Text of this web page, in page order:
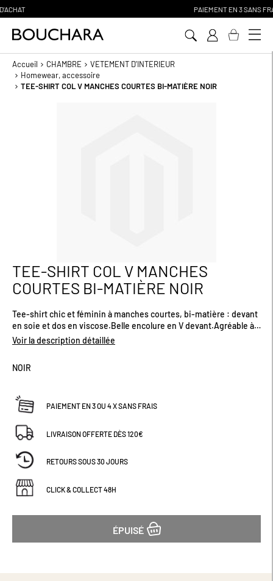
Accueil CHAMBRE
VETEMENT D'INTERIEUR
Homewear, accessoire
TEE-SHIRT COL V MANCHES COURTES BI-MATIÈRE NOIR
Passer
au
début
la
Galerie
d’images
TEE-SHIRT COL V MANCHES
COURTES BI-MATIÈRE NOIR
Tee-shirt chic et féminin à manches courtes, bi-matière : devant
en soie et dos en viscose.Belle encolure en V devant.Agréable à
porter, ce tshirt trouvera sa place dans votre garde-robe.
Voir la description détaillée
NOIR
PAIEMENT EN 3 OU 4 X SANS FRAIS
LIVRAISON OFFERTE DÈS 120€
RETOURS SOUS 30 JOURS
CLICK & COLLECT 48H
ÉPUISÉ